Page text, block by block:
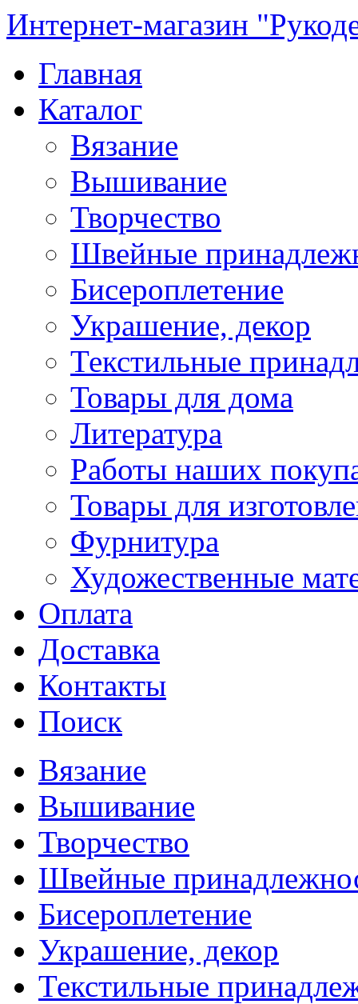
Интернет-магазин
Главная
Каталог
Вязание
Вышивание
Творчество
Швейные
Бисероплетение
Украшение, декор
Текстильные
Товары для дома
Литература
Работы наших
Товары для
Фурнитура
Художественные
Оплата
Доставка
Контакты
Поиск
Вязание
Вышивание
Творчество
Швейные
Бисероплетение
Украшение, декор
Текстильные